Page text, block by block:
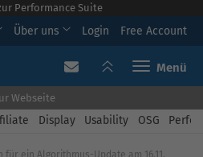
Performance Suite
Über uns Login Free Account
Toggle
Webseite
Display Usability OSG
für ein Algorithmus-Update am 16.11.